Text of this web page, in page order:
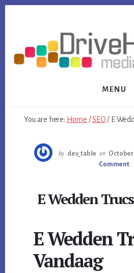
MENU
You are here: Home /SEO / E
by dev_table on October
Comment
E Wedden
E Wedden
Vandaag